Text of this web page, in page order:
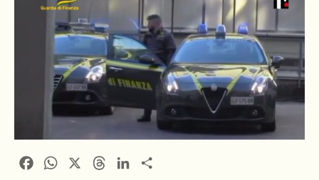
FacebookWhatsApp ThreadsLinkedIn